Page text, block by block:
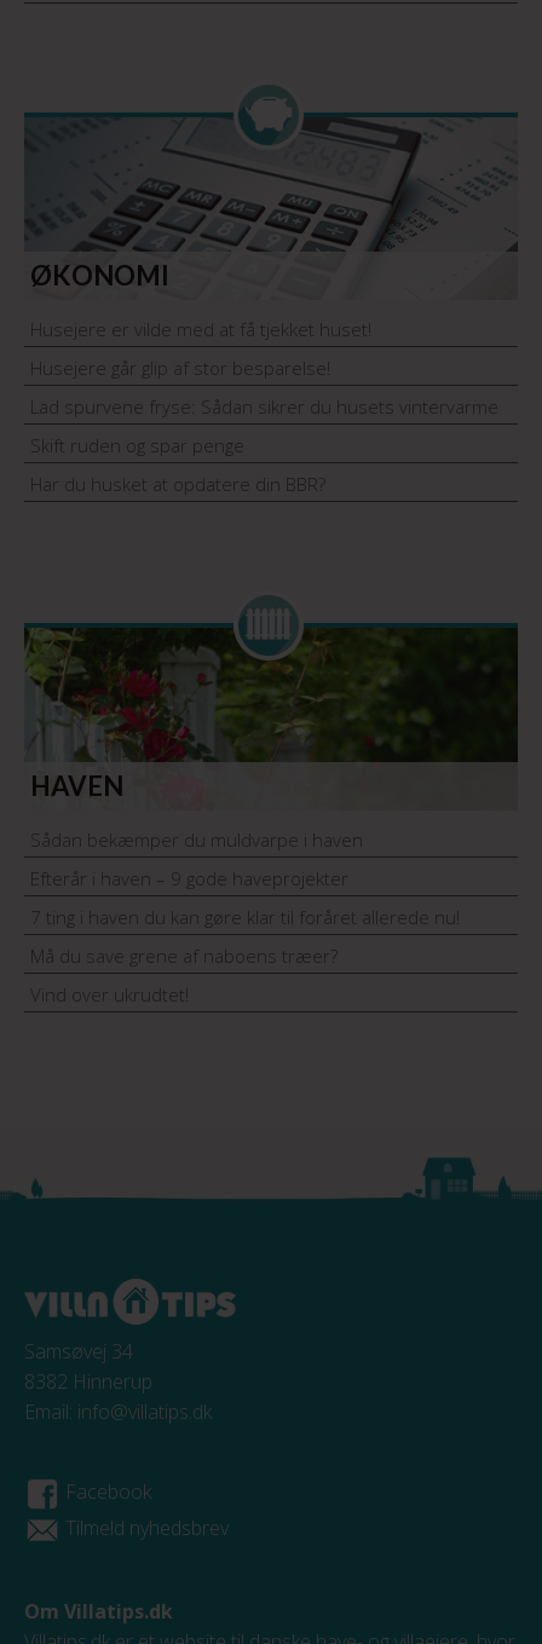
ØKONOMI
Husejere er vilde med at få tjekket huset!
Husejere går glip af stor besparelse!
Lad spurvene fryse: Sådan sikrer du husets vintervarme
Skift ruden og spar penge
Har du husket at opdatere din BBR?
HAVEN
Sådan bekæmper du muldvarpe i haven
Efterår i haven – 9 gode haveprojekter
7 ting i haven du kan gøre klar til foråret allerede nu!
Må du save grene af naboens træer?
Vind over ukrudtet!
Samsøvej 34
8382 Hinnerup
Email: info@villatips.dk
Facebook
Tilmeld nyhedsbrev
Om Villatips.dk